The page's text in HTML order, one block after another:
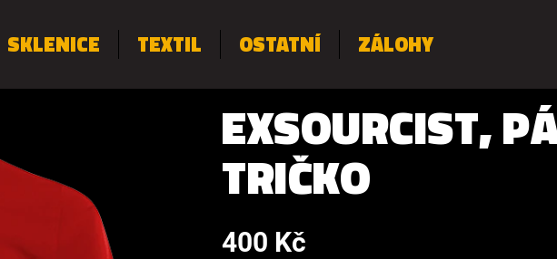
SKLENICE TEXTIL OSTATNÍ ZÁLOHY
EXSOURCIST,
TRIČKO
400 Kč